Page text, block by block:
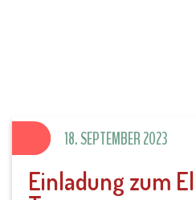
Einladung zum
18. SEPTEMBER 2023